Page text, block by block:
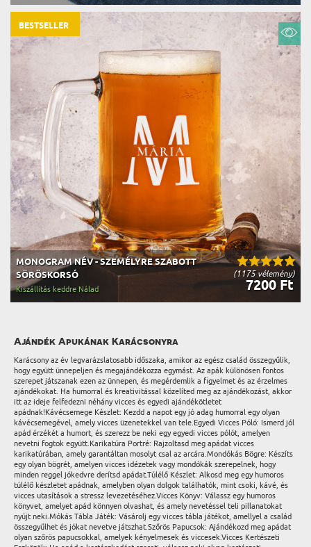
(1175 vélemény)
MONOGRAM NÉV - SZEMÉLYRE SZABOTT
SÖRÖSKORSÓ
7200 Ft
Kiszállítás keddre Nálad
BESTSELLER
Ajándék Apukának Karácsonyra
Karácsony az év legvarázslatosabb időszaka, amikor az egész család összegyűlik,
hogy együtt ünnepeljen és megajándékozza egymást. Az apák különösen fontos
szerepet játszanak ezen az ünnepen, és megérdemlik a figyelmet és az érzelmes
ajándékokat. Ha humorral és kreativitással közelíted meg az ajándékozást, akkor
itt az ideje felfedezni néhány vicces és egyedi ajándékötletet
apádnak!Kávécsemege Készlet: Kezdd a napot egy jó adag humorral egy olyan
kávécsemegével, amely vicces üzenetekkel van tele.Egyedi Vicces Póló: Ismerd jól
apád érzékét a humort, és szerezz be neki egy egyedi vicces pólót, amelyen
nevetni fogtok együtt.Karikatúra Portré: Rajzoltasd meg apádat vicces
karikatúrában, amely garantáltan mosolyt csal az arcára.Mondókás Bögre: Készíts
egy olyan bögrét, amelyen vicces idézetek vagy mondókák szerepelnek, hogy
minden reggel jókedvre derítsd apádat.Túlélő Készlet: Alkosd meg egy humoros
túlélő készletet apádnak, amelyben olyan dolgok találhatók, mint csoki, kávé, és
vicces utasítások a stressz levezetéséhez.Vicces Könyv: Válassz egy humoros
könyvet, amelyet apád könnyen olvashat, és amely nevetéssel teli pillanatokat
nyújt neki.Mókás Tábla Játék: Vásárolj egy vicces tábla játékot, amellyel a család
összegyűlhet és jókat nevetve játszhat.Szőrös Papucsok: Ajándékozd meg apádat
olyan szőrös papucsokkal, amelyek kényelmesek és viccesek.Vicces Kertészeti